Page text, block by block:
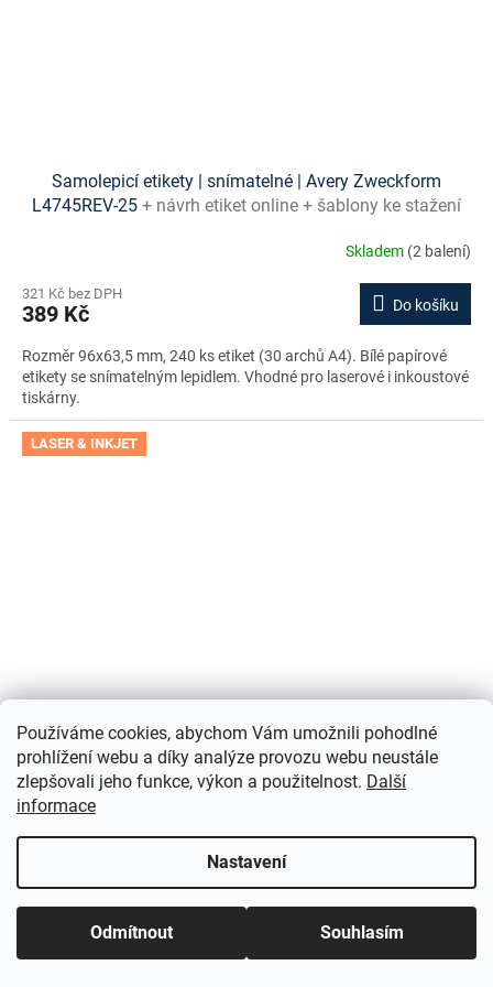
Používáme cookies, abychom Vám umožnili pohodlné
prohlížení webu a díky analýze provozu webu neustále
zlepšovali jeho funkce, výkon a použitelnost. Další
informace
Nastavení
Odmítnout Souhlasím
Samolepicí etikety | snímatelné | Avery Zweckform
L4745REV-25 + návrh etiket online + šablony ke stažení
Skladem (2 balení)
321 Kč bez DPH
389 Kč Do košíku
Rozměr 96x63,5 mm, 240 ks etiket (30 archů A4). Bílé papírové
etikety se snímatelným lepidlem. Vhodné pro laserové i inkoustové
tiskárny.
LASER & INKJET
Samolepicí etikety | snímatelné | Avery Zweckform
L4743REV-25
zdarma
321 Kč bez DPH